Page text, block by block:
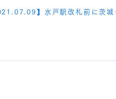
】水戸駅改札前に茨